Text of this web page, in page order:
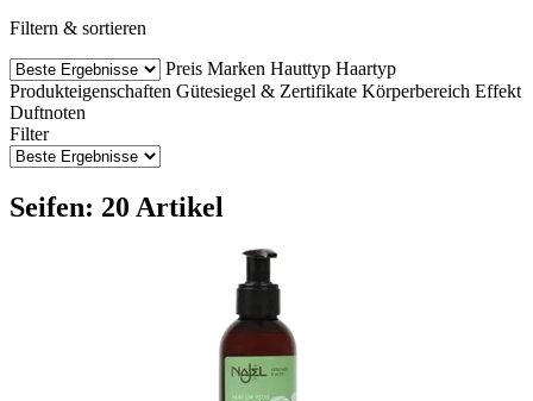
Filtern & sortieren
Preis Marken Hauttyp Haartyp
Produkteigenschaften Gütesiegel & Zertifikate Körperbereich Effekt
Duftnoten
Filter
Seifen: 20 Artikel